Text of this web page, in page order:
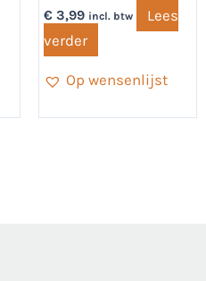
€3,99 incl. btw
Lees
verder
Op wensenlijst